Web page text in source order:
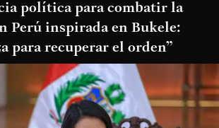
política para combatir la
Perú inspirada en Bukele:
para recuperar el orden”